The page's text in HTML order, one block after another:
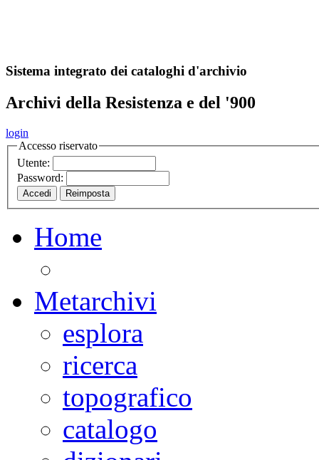
Sistema integrato dei cataloghi d'archivio
Archivi della Resistenza e del '900
login
Accesso riservato
Utente:
Password:
Home
Metarchivi
esplora
ricerca
topografico
catalogo